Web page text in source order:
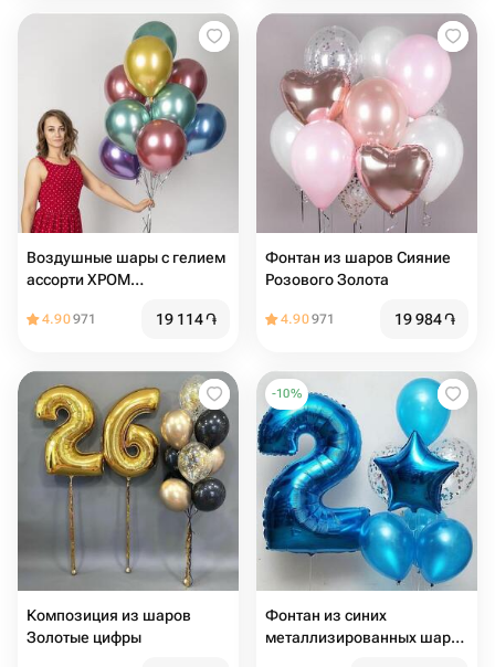
Воздушные шары с гелием
ассорти ХРОМ
4.90971 19 114֏
Фонтан из шаров Сияние
Розового Золота
4.90971 19 984֏
Композиция из шаров
Золотые цифры
-10%
Фонтан из синих
металлизированных шаров